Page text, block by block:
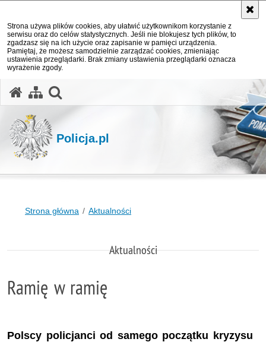
Strona używa plików cookies, aby ułatwić użytkownikom korzystanie z
serwisu oraz do celów statystycznych. Jeśli nie blokujesz tych plików, to
zgadzasz się na ich użycie oraz zapisanie w pamięci urządzenia.
Pamiętaj, że możesz samodzielnie zarządzać cookies, zmieniając
ustawienia przeglądarki. Brak zmiany ustawienia przeglądarki oznacza
wyrażenie zgody.
Policja.pl
Strona główna Aktualności
Aktualności
Ramię w ramię
Polscy policjanci od samego początku kryzysu